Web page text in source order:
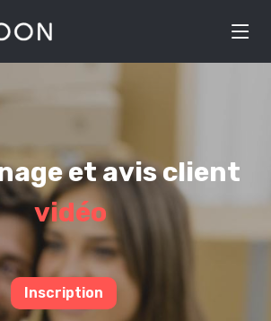
et avis client
vidéo
Inscription